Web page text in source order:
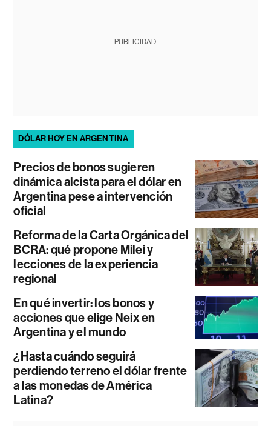
PUBLICIDAD
DÓLAR HOY EN ARGENTINA
Precios de bonos sugieren
dinámica alcista para el dólar en
Argentina pese a intervención
oficial
Reforma de la Carta Orgánica del
BCRA: qué propone Milei y
lecciones de la experiencia
regional
En qué invertir: los bonos y
acciones que elige Neix en
Argentina y el mundo
¿Hasta cuándo seguirá
perdiendo terreno el dólar frente
a las monedas de América
Latina?